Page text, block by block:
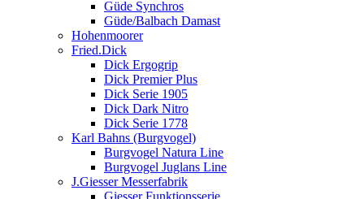
Güde Synchros
Güde/Balbach Damast
Hohenmoorer
Fried.Dick
Dick Ergogrip
Dick Premier Plus
Dick Serie 1905
Dick Dark Nitro
Dick Serie 1778
Karl Bahns (Burgvogel)
Burgvogel Natura Line
Burgvogel Juglans Line
J.Giesser Messerfabrik
Giesser Funktionsserie